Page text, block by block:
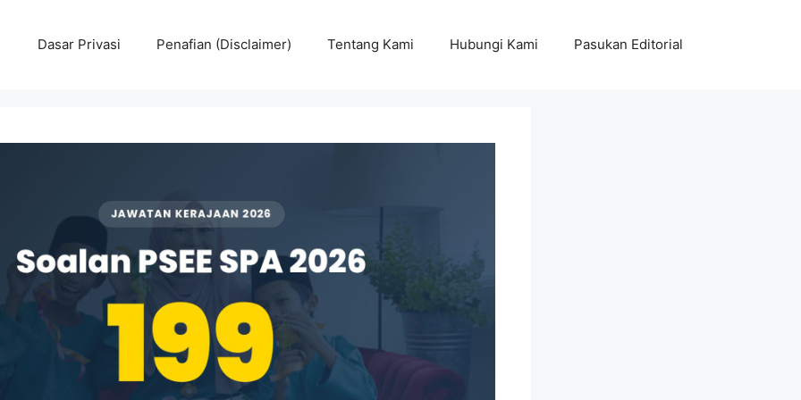
Dasar Privasi Penafian (Disclaimer) Tentang Kami Hubungi Kami Pasukan Editorial